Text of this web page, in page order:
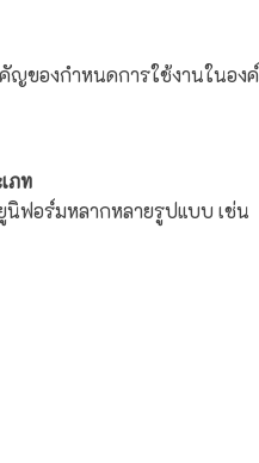
ญของกำหนดการใช้งานในอง
ภท
นิฟอร์มหลากหลายรูปแบบ เช่น